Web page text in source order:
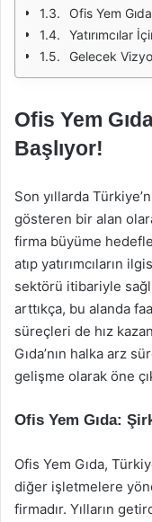
Ofis Yem
Yatırımcılar
Gelecek
Ofis Yem
Başlıyor!
Son yıllarda
gösteren bir alan
firma büyüme
atıp yatırımcıların
sektörü itibariyle
arttıkça, bu alanda
süreçleri de hız
Gıda’nın halka arz
gelişme olarak öne
Ofis Yem Gıda:
Ofis Yem Gıda,
diğer işletmelere
firmadır. Yılların